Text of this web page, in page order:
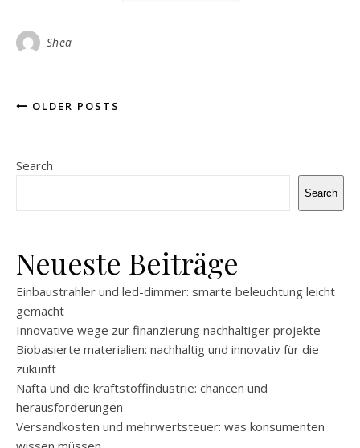
Shea
OLDER POSTS
Search
Search
Neueste Beiträge
Einbaustrahler und led-dimmer: smarte beleuchtung leicht
gemacht
Innovative wege zur finanzierung nachhaltiger projekte
Biobasierte materialien: nachhaltig und innovativ für die
zukunft
Nafta und die kraftstoffindustrie: chancen und
herausforderungen
Versandkosten und mehrwertsteuer: was konsumenten